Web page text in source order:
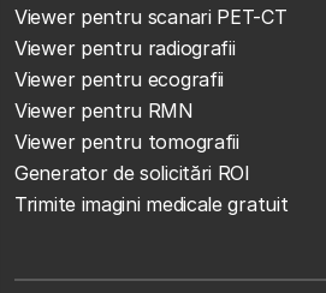
Viewer pentru scanari PET-CT
Viewer pentru radiografii
Viewer pentru ecografii
Viewer pentru RMN
Viewer pentru tomografii
Generator de solicitări ROI
Trimite imagini medicale gratuit